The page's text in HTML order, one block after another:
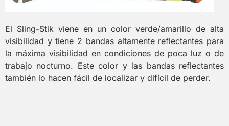
El Sling-Stik viene en un color verde/amarillo de alta
visibilidad y tiene 2 bandas altamente reflectantes para
la máxima visibilidad en condiciones de poca luz o de
trabajo nocturno. Este color y las bandas reflectantes
también lo hacen fácil de localizar y difícil de perder.